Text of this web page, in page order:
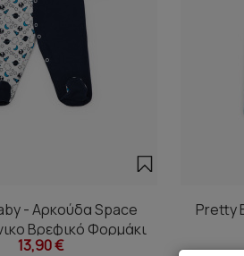
- Αρκούδα Space
Βρεφικό Φορμάκι
13,90 €
Pretty